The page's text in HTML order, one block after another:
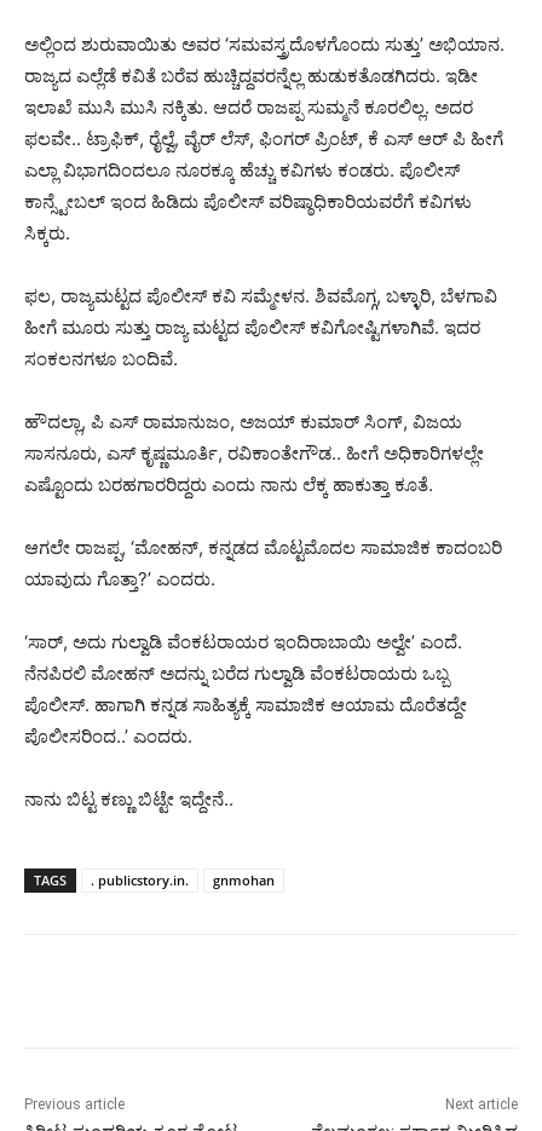
ಅಲ್ಲಿಂದ ಶುರುವಾಯಿತು ಅವರ ‘ಸಮವಸ್ತ್ರದೊಳಗೊಂದು ಸುತ್ತು’ ಅಭಿಯಾನ.
ರಾಜ್ಯದ ಎಲ್ಲೆಡೆ ಕವಿತೆ ಬರೆವ ಹುಚ್ಚಿದ್ದವರನ್ನೆಲ್ಲ ಹುಡುಕತೊಡಗಿದರು. ಇಡೀ
ಇಲಾಖೆ ಮುಸಿ ಮುಸಿ ನಕ್ಕಿತು. ಆದರೆ ರಾಜಪ್ಪ ಸುಮ್ಮನೆ ಕೂರಲಿಲ್ಲ. ಅದರ
ಫಲವೇ.. ಟ್ರಾಫಿಕ್, ರೈಲ್ವೆ, ವೈರ್ ಲೆಸ್, ಫಿಂಗರ್ ಪ್ರಿಂಟ್, ಕೆ ಎಸ್ ಆರ್ ಪಿ ಹೀಗೆ
ಎಲ್ಲಾ ವಿಭಾಗದಿಂದಲೂ ನೂರಕ್ಕೂ ಹೆಚ್ಚು ಕವಿಗಳು ಕಂಡರು. ಪೊಲೀಸ್
ಕಾನ್ಸ್ಟೇಬಲ್ ಇಂದ ಹಿಡಿದು ಪೊಲೀಸ್ ವರಿಷ್ಠಾಧಿಕಾರಿಯವರೆಗೆ ಕವಿಗಳು
ಸಿಕ್ಕರು.
ಫಲ, ರಾಜ್ಯಮಟ್ಟದ ಪೊಲೀಸ್ ಕವಿ ಸಮ್ಮೇಳನ. ಶಿವಮೊಗ್ಗ, ಬಳ್ಳಾರಿ, ಬೆಳಗಾವಿ
ಹೀಗೆ ಮೂರು ಸುತ್ತು ರಾಜ್ಯ ಮಟ್ಟದ ಪೊಲೀಸ್ ಕವಿಗೋಷ್ಟಿಗಳಾಗಿವೆ. ಇದರ
ಸಂಕಲನಗಳೂ ಬಂದಿವೆ.
ಹೌದಲ್ಲಾ, ಪಿ ಎಸ್ ರಾಮಾನುಜಂ, ಅಜಯ್ ಕುಮಾರ್ ಸಿಂಗ್, ವಿಜಯ
ಸಾಸನೂರು, ಎಸ್ ಕೃಷ್ಣಮೂರ್ತಿ, ರವಿಕಾಂತೇಗೌಡ.. ಹೀಗೆ ಅಧಿಕಾರಿಗಳಲ್ಲೇ
ಎಷ್ಟೊಂದು ಬರಹಗಾರರಿದ್ದರು ಎಂದು ನಾನು ಲೆಕ್ಕ ಹಾಕುತ್ತಾ ಕೂತೆ.
ಆಗಲೇ ರಾಜಪ್ಪ, ‘ಮೋಹನ್, ಕನ್ನಡದ ಮೊಟ್ಟಮೊದಲ ಸಾಮಾಜಿಕ ಕಾದಂಬರಿ
ಯಾವುದು ಗೊತ್ತಾ?’ ಎಂದರು.
‘ಸಾರ್, ಅದು ಗುಲ್ವಾಡಿ ವೆಂಕಟರಾಯರ ಇಂದಿರಾಬಾಯಿ ಅಲ್ವೇ’ ಎಂದೆ.
ನೆನಪಿರಲಿ ಮೋಹನ್ ಅದನ್ನು ಬರೆದ ಗುಲ್ವಾಡಿ ವೆಂಕಟರಾಯರು ಒಬ್ಬ
ಪೊಲೀಸ್. ಹಾಗಾಗಿ ಕನ್ನಡ ಸಾಹಿತ್ಯಕ್ಕೆ ಸಾಮಾಜಿಕ ಆಯಾಮ ದೊರೆತದ್ದೇ
ಪೊಲೀಸರಿಂದ..’ ಎಂದರು.
ನಾನು ಬಿಟ್ಟ ಕಣ್ಣು ಬಿಟ್ಟೇ ಇದ್ದೇನೆ..
TAGS . publicstory.in. gnmohan
Previous article Next article